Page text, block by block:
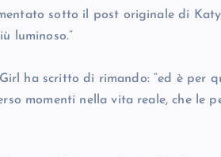
sotto il post originale di
luminoso.”
ha scritto di rimando: “ed è per
momenti nella vita reale, che le